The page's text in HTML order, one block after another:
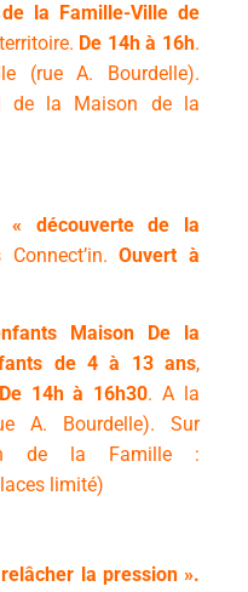
la Famille-Ville de
De 14h à 16h.
(rue A. Bourdelle).
de la Maison de la
« découverte de la
Connect’in.Ouvert à
Maison De la
de 4 à 13 ans,
De 14h à 16h30.A la
A. Bourdelle). Sur
de la Famille :
limité)
la pression ».